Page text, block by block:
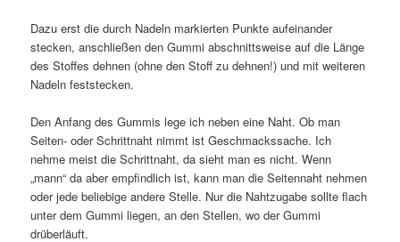
Dazu erst die durch Nadeln markierten Punkte aufeinander
stecken, anschließen den Gummi abschnittsweise auf die Länge
des Stoffes dehnen (ohne den Stoff zu dehnen!) und mit weiteren
Nadeln feststecken.
Den Anfang des Gummis lege ich neben eine Naht. Ob man
Seiten- oder Schrittnaht nimmt ist Geschmackssache. Ich
nehme meist die Schrittnaht, da sieht man es nicht. Wenn
„mann“ da aber empfindlich ist, kann man die Seitennaht nehmen
oder jede beliebige andere Stelle. Nur die Nahtzugabe sollte flach
unter dem Gummi liegen, an den Stellen, wo der Gummi
drüberläuft.